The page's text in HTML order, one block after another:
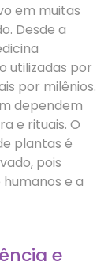
em muitas
Desde a
utilizadas por
por milênios.
dependem
e rituais. O
plantas é
pois
e a
e